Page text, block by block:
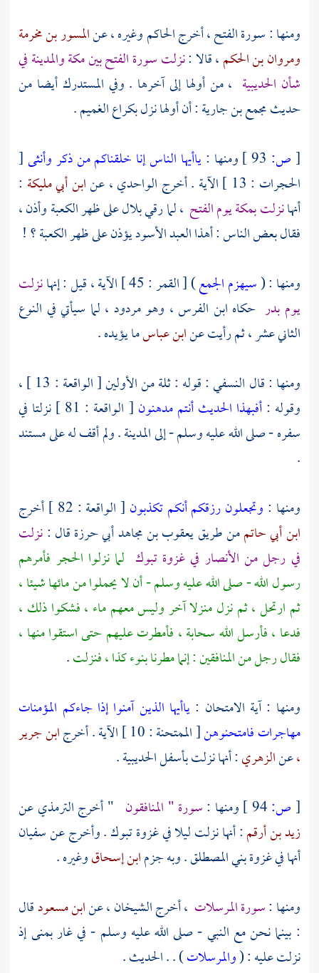
ومنها : سورة الفتح ، أخرجالحاكموغيره ، عنالمسور بن مخرمة
ومروان بن الحكم، قالا :نزلت سورة الفتح بينمكةوالمدينةفي
شأن الحديبية ، من أولها إلى آخرها . وفي المستدرك أيضا من
حديثمجمع بن جارية: أن أولها نزل بكراع الغميم .
[ص: ومنها :ياأيها الناس إنا خلقناكم من ذكر وأنثى[
الحجرات : 13 ] الآية . أخرج
الواحدي ،عنابن أبي مليكة :
أنهانزلتبمكةيوم الفتح ، لما رقيبلالعلى ظهرالكعبةوأذن ،
فقال بعض الناس : أهذا العبد الأسود يؤذن على ظهرالكعبة ؟!
ومنها : (سيهزم الجمع) [ القمر : 45 ] الآية ، قيل : إنها
نزلت
يوم بدر حكاه ابن الفرس، وهو مردود ، لما سيأتي في النوع
الثاني عشر ، ثم رأيت عنابن عباسما يؤيده .
ومنها : قال النسفي
: قوله : ثلة من الأولين [ الواقعة : 13 ] ،
وقوله :أفبهذا الحديث أنتم مدهنون
[ الواقعة : 81 ] نزلتا في
سفره - صلى الله عليه وسلم - إلىالمدينة. ولم أقف له على مستند
.
ومنها : وتجعلون رزقكم أنكم تكذبون [ الواقعة : 82 ] أخرج
ابن أبي حاتممن طريقيعقوب بن مجاهد أبي حرزةقال :نزلت
في رجل من الأنصار في غزوةتبوك لما نزلوا الحجر فأمرهم
رسول الله - صلى الله عليه وسلم - أن لا يحملوا من مائها شيئا ،
ثم ارتحل ، ثم نزل منزلا آخر وليس معهم ماء ، فشكوا ذلك ،
فدعا ، فأرسل الله سحابة ، فأمطرت عليهم حتى استقوا منها ،
فقال رجل من المنافقين : إنما مطرنا بنوء كذا ، فنزلت.
ومنها : آية الامتحان : ياأيها الذين آمنوا إذا جاءكم المؤمنات
مهاجرات فامتحنوهن[ الممتحنة : 10 ] الآية . أخرج
ابن جرير
،عنالزهري: أنها نزلت بأسفلالحديبية.
[ص: ومنها :سورة " المنافقون " أخرجالترمذيعن
زيد بن أرقم: أنها نزلت ليلا في غزوةتبوك. وأخرج عنسفيان
أنها في غزوةبني المصطلق. وبه جزمابن إسحاقوغيره .
ومنها :سورة المرسلات ، أخرج الشيخان ، عنابن مسعودقال
: بينما نحن مع النبي - صلى الله عليه وسلم - في غاربمنىإذ
نزلت عليه : (والمرسلات) . . الحديث .